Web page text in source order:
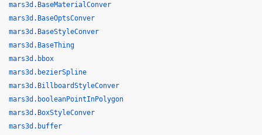
mars3d.BaseMaterialConver
mars3d.BaseOptsConver
mars3d.BaseStyleConver
mars3d.BaseThing
mars3d.bbox
mars3d.bezierSpline
mars3d.BillboardStyleConver
mars3d.booleanPointInPolygon
mars3d.BoxStyleConver
mars3d.buffer